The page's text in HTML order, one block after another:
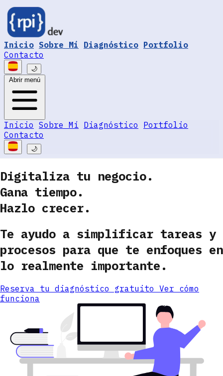
Inicio Sobre Mí Diagnóstico Portfolio
Contacto
🌙
Abrir menú
Inicio Sobre Mí Diagnóstico
Portfolio
Contacto
🌙
Digitaliza tu negocio.
Gana tiempo.
Hazlo crecer.
Te ayudo a simplificar tareas y
procesos para que te enfoques en
lo realmente importante.
Reserva tu diagnóstico gratuito Ver cómo
funciona